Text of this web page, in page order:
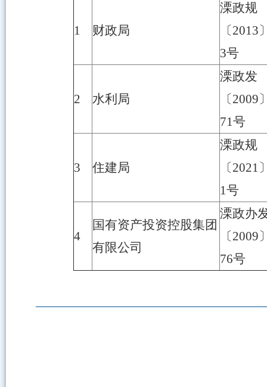
1 财政局
溧政规
〔2013
3号
2 水利局
溧政发
〔2009
71号
3 住建局
溧政规
〔2021
1号
4
国有资产投资控股集团
有限公司
溧政办
〔2009
76号